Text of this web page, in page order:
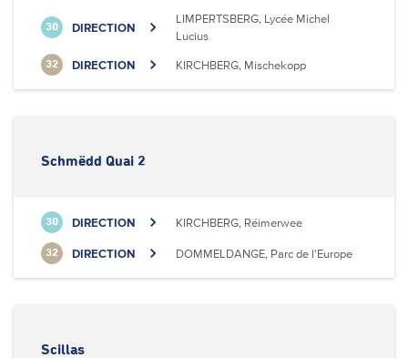
30 DIRECTION
LIMPERTSBERG, Lycée Michel
Lucius
32 DIRECTION KIRCHBERG, Mischekopp
Schmëdd Quai 2
30 DIRECTION KIRCHBERG, Réimerwee
32 DIRECTION DOMMELDANGE, Parc de l'Europe
Scillas